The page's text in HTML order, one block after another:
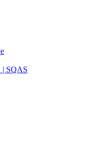
SQAS